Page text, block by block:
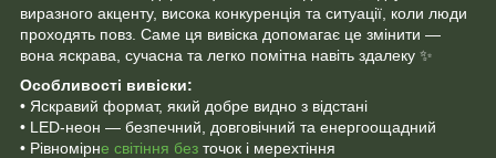
виразного акценту, висока конкуренція та ситуації, коли люди
проходять повз. Саме ця вивіска допомагає це змінити —
вона яскрава, сучасна та легко помітна навіть здалеку ✨
Особливості вивіски:
• Яскравий формат, який добре видно з відстані
• LED-неон — безпечний, довговічний та енергоощадний
• Рівномірне світіння без точок і мерехтіння